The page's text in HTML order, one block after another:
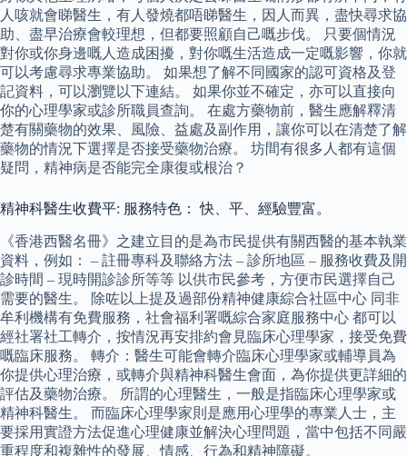
人咳就會睇醫生，有人發燒都唔睇醫生，因人而異，盡快尋求協
助、盡早治療會較理想，但都要照顧自己嘅步伐。 只要個情況
對你或你身邊嘅人造成困擾，對你嘅生活造成一定嘅影響，你就
可以考慮尋求專業協助。 如果想了解不同國家的認可資格及登
記資料，可以瀏覽以下連結。 如果你並不確定，亦可以直接向
你的心理學家或診所職員查詢。 在處方藥物前，醫生應解釋清
楚有關藥物的效果、風險、益處及副作用，讓你可以在清楚了解
藥物的情況下選擇是否接受藥物治療。 坊間有很多人都有這個
疑問，精神病是否能完全康復或根治？
精神科醫生收費平: 服務特色： 快、平、經驗豐富。
《香港西醫名冊》之建立目的是為市民提供有關西醫的基本執業
資料，例如： – 註冊專科及聯絡方法 – 診所地區 – 服務收費及開
診時間 – 現時開診診所等等 以供市民參考，方便市民選擇自己
需要的醫生。 除咗以上提及過部份精神健康綜合社區中心 同非
牟利機構有免費服務，社會福利署嘅綜合家庭服務中心 都可以
經社署社工轉介，按情況再安排約會見臨床心理學家，接受免費
嘅臨床服務。 轉介：醫生可能會轉介臨床心理學家或輔導員為
你提供心理治療，或轉介與精神科醫生會面，為你提供更詳細的
評估及藥物治療。 所謂的心理醫生，一般是指臨床心理學家或
精神科醫生。 而臨床心理學家則是應用心理學的專業人士，主
要採用實證方法促進心理健康並解決心理問題，當中包括不同嚴
重程度和複雜性的發展、情感、行為和精神障礙。